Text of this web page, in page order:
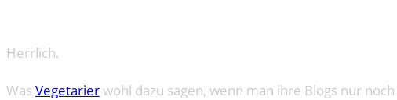
Herrlich.
Was Vegetarierwohl dazu sagen, wenn man ihre Blogs nur noch